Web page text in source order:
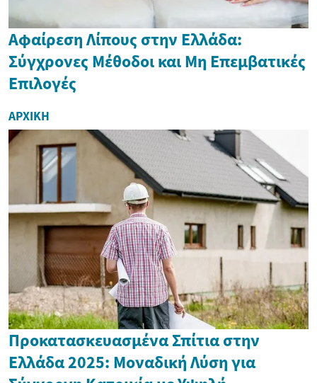
Αφαίρεση Λίπους στην Ελλάδα:
Σύγχρονες Μέθοδοι και Μη Επεμβατικές
Επιλογές
ΑΡΧΙΚΉ
Προκατασκευασμένα Σπίτια στην
Ελλάδα 2025: Μοναδική Λύση για